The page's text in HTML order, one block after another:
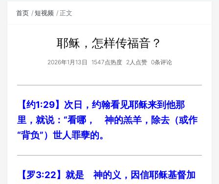
首页 短视频 正文
耶稣，怎样传福音？
2026年1月13日 1547点热度 2人点赞 0条评论
【约1:29】次日，约翰看见耶稣来到他那
里，就说：“看哪， 神的羔羊，除去（或作
“背负”）世人罪孽的。
【罗3:22】就是 神的义，因信耶稣基督加